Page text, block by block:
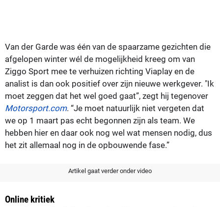
Van der Garde was één van de spaarzame gezichten die
afgelopen winter wél de mogelijkheid kreeg om van
Ziggo Sport mee te verhuizen richting Viaplay en de
analist is dan ook positief over zijn nieuwe werkgever. "Ik
moet zeggen dat het wel goed gaat”, zegt hij tegenover
Motorsport.com. “Je moet natuurlijk niet vergeten dat
we op 1 maart pas echt begonnen zijn als team. We
hebben hier en daar ook nog wel wat mensen nodig, dus
het zit allemaal nog in de opbouwende fase.”
Artikel gaat verder onder video
Online kritiek